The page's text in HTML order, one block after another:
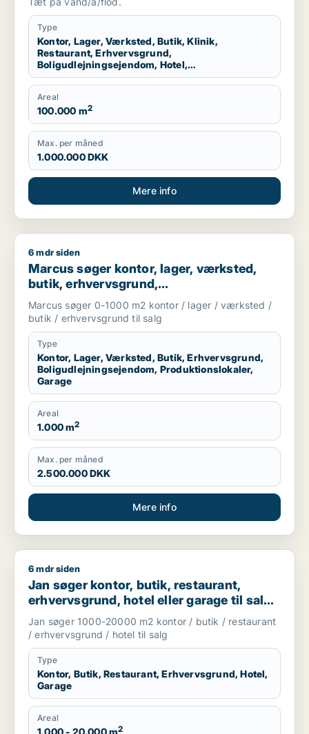
produktionslokaler eller garage til salg i
Storkøbenhavn
Type
Kontor, Lager, Værksted, Butik, Klinik,
Restaurant, Erhvervsgrund,
Boligudlejningsejendom, Hotel,
Produktionslokaler, Garage
Areal
100.000 m2
Max. per måned
1.000.000 DKK
Mere info
Marcus søger kontor, lager, værksted, butik,
6 mdr siden
Marcus søger kontor, lager, værksted,
butik, erhvervsgrund,
boligudlejningsejendom,
produktionslokaler eller garage til salg i
Storkøbenhavn
Marcus søger 0-1000 m2 kontor / lager / værksted /
butik / erhvervsgrund til salg
Type
Kontor, Lager, Værksted, Butik, Erhvervsgrund,
Boligudlejningsejendom, Produktionslokaler,
Garage
Areal
1.000 m2
Max. per måned
2.500.000 DKK
Mere info
Jan søger kontor, butik, restaurant, erhvervsgrund, hotel
6 mdr siden
Jan søger kontor, butik, restaurant,
erhvervsgrund, hotel eller garage til salg i
København, Kongens Lyngby eller
Gentofte
Jan søger 1000-20000 m2 kontor / butik / restaurant
/ erhvervsgrund / hotel til salg
Type
Kontor, Butik, Restaurant, Erhvervsgrund, Hotel,
Garage
Areal
1.000 - 20.000 m2